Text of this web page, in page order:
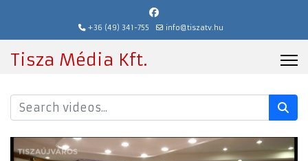
+36 (49) 341-755 info@tiszatv.hu
Tisza Média Kft.